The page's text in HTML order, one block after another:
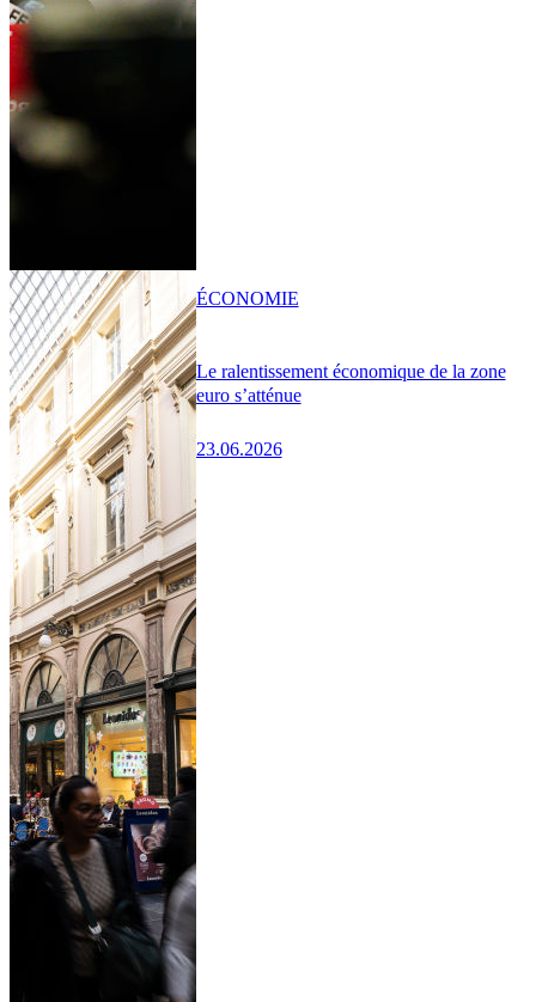
Le ralentissement économique de la zone
euro s’atténue
23.06.2026
ÉCONOMIE